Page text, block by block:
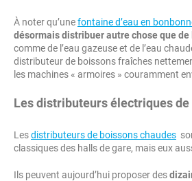
À noter qu’unefontaine d’eau en
désormais distribuer autre chose que de
comme de l’eau gazeuse et de l’eau
distributeur de boissons fraîches
les machines « armoires » couramment
Les distributeurs électriques
Lesdistributeurs de boissons chaudes
classiques des halls de gare, mais eux
Ils peuvent aujourd’hui proposer des